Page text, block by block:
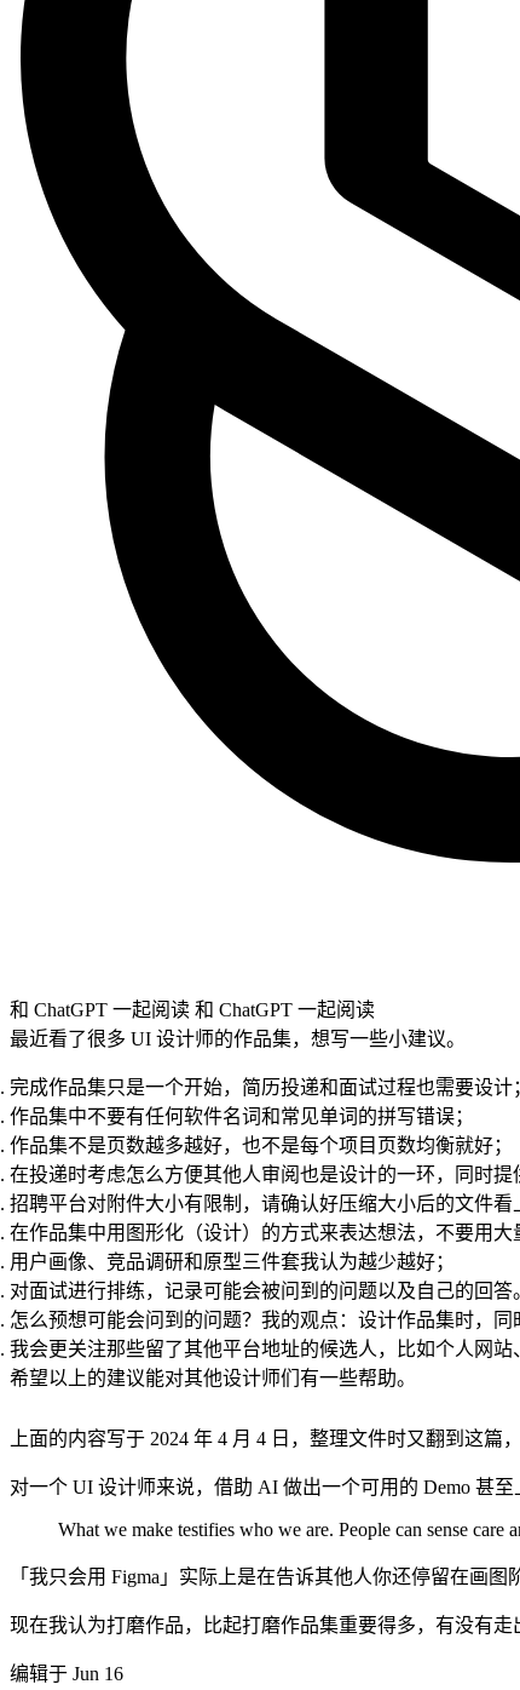
和 ChatGPT 一起阅读 和 ChatGPT 一起阅读
最近看了很多 UI 设计师的作品集，想写一些小建议。
完成作品集只是一个开始，简历投递和面试过程也需要设计
作品集中不要有任何软件名词和常见单词的拼写错误；
作品集不是页数越多越好，也不是每个项目页数均衡就好；
在投递时考虑怎么方便其他人审阅也是设计的一环，同时提
招聘平台对附件大小有限制，请确认好压缩大小后的文件
在作品集中用图形化（设计）的方式来表达想法，不要用大
用户画像、竞品调研和原型三件套我认为越少越好；
对面试进行排练，记录可能会被问到的问题以及自己的回答
怎么预想可能会问到的问题？我的观点：设计作品集时，同
我会更关注那些留了其他平台地址的候选人，比如个人网站
希望以上的建议能对其他设计师们有一些帮助。
上面的内容写于 2024 年 4 月 4 日，整理文件时又翻到这
对一个 UI 设计师来说，借助 AI 做出一个可用的 Demo 甚
What we make testifies who we are. People can sense care
「我只会用 Figma」实际上是在告诉其他人你还停留在画
现在我认为打磨作品，比起打磨作品集重要得多，有没有
编辑于 Jun 16